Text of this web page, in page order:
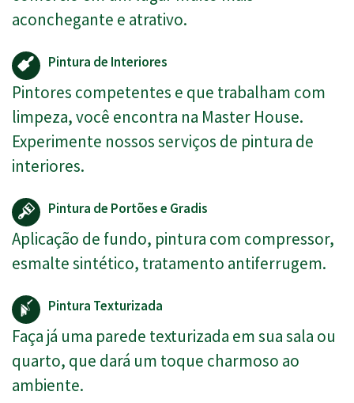
aconchegante e atrativo.
Pintura de Interiores
Pintores competentes e que trabalham com
limpeza, você encontra na Master House.
Experimente nossos serviços de pintura de
interiores.
Pintura de Portões e Gradis
Aplicação de fundo, pintura com compressor,
esmalte sintético, tratamento antiferrugem.
Pintura Texturizada
Faça já uma parede texturizada em sua sala ou
quarto, que dará um toque charmoso ao
ambiente.